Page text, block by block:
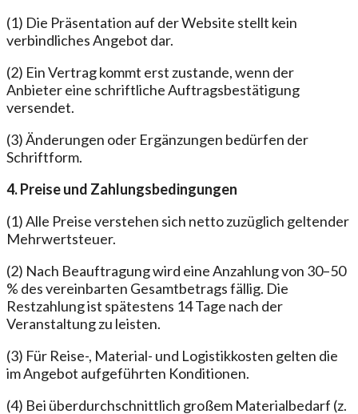
(1) Die Präsentation auf der Website stellt kein
verbindliches Angebot dar.
(2) Ein Vertrag kommt erst zustande, wenn der
Anbieter eine schriftliche Auftragsbestätigung
versendet.
(3) Änderungen oder Ergänzungen bedürfen der
Schriftform.
4. Preise und Zahlungsbedingungen
(1) Alle Preise verstehen sich netto zuzüglich geltender
Mehrwertsteuer.
(2) Nach Beauftragung wird eine Anzahlung von 30–50
% des vereinbarten Gesamtbetrags fällig. Die
Restzahlung ist spätestens 14 Tage nach der
Veranstaltung zu leisten.
(3) Für Reise-, Material- und Logistikkosten gelten die
im Angebot aufgeführten Konditionen.
(4) Bei überdurchschnittlich großem Materialbedarf (z.